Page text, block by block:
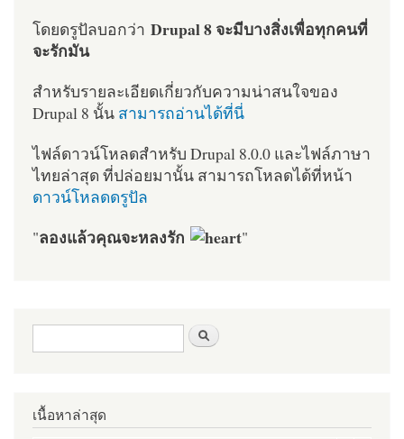
โดยดรูปัลบอกว่า Drupal 8 จะมีบางสิ่งเพื่อทุกคนที่
จะรักมัน
สำหรับรายละเอียดเกี่ยวกับความน่าสนใจของ
Drupal 8 นั้น สามารถอ่านได้ที่นี่
ไฟล์ดาวน์โหลดสำหรับ Drupal 8.0.0 และไฟล์ภาษา
ไทยล่าสุด ที่ปล่อยมานั้น สามารถโหลดได้ที่หน้า
ดาวน์โหลดดรูปัล
"ลองแล้วคุณจะหลงรัก "
ฟอร์มค้นหา
เนื้อหาล่าสุด